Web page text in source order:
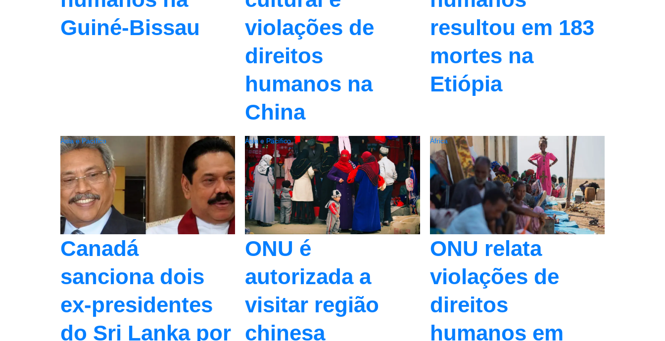
Guiné-Bissau
violações de
direitos
humanos na
China
resultou em 183
mortes na
Etiópia
Canadá
sanciona dois
ex-presidentes
do Sri Lanka por
Ásia e Pacífico
ONU é
autorizada a
visitar região
chinesa
Ásia e Pacífico
ONU relata
violações de
direitos
humanos em
África